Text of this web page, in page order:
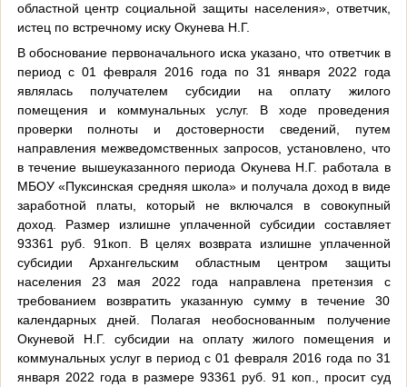
областной центр социальной защиты населения», ответчик,
истец по встречному иску Окунева Н.Г.
В обоснование первоначального иска указано, что ответчик в
период с 01 февраля 2016 года по 31 января 2022 года
являлась получателем субсидии на оплату жилого
помещения и коммунальных услуг. В ходе проведения
проверки полноты и достоверности сведений, путем
направления межведомственных запросов, установлено, что
в течение вышеуказанного периода Окунева Н.Г. работала в
МБОУ «Пуксинская средняя школа» и получала доход в виде
заработной платы, который не включался в совокупный
доход. Размер излишне уплаченной субсидии составляет
93361 руб. 91коп. В целях возврата излишне уплаченной
субсидии Архангельским областным центром защиты
населения 23 мая 2022 года направлена претензия с
требованием возвратить указанную сумму в течение 30
календарных дней. Полагая необоснованным получение
Окуневой Н.Г. субсидии на оплату жилого помещения и
коммунальных услуг в период с 01 февраля 2016 года по 31
января 2022 года в размере 93361 руб. 91 коп., просит суд